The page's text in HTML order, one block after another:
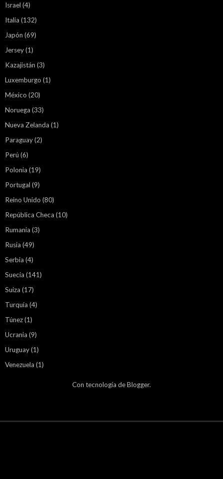
Israel (4)
Italia (132)
Japón (69)
Jersey(1)
Kazajistán (3)
Luxemburgo (1)
México (20)
Noruega (33)
Nueva Zelanda (1)
Paraguay(2)
Perú (6)
Polonia (19)
Portugal (9)
Reino Unido (80)
República Checa (10)
Rumania (3)
Rusia (49)
Serbia (4)
Suecia (141)
Suiza (17)
Turquía (4)
Túnez(1)
Ucrania (9)
Uruguay(1)
Venezuela (1)
Con tecnología deBlogger.